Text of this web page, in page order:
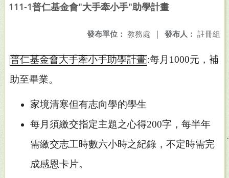
111-1普仁基金會"大手牽小手"助學計畫
發布人： 註冊組
發布單位： 教務處 |
普仁基金會大手牽小手助學計畫:每月1000元，補
助至畢業。
家境清寒但有志向學的學生
每月須繳交指定主題之心得200字，每半年
需繳交志工時數六小時之紀錄，不定時需完
成感恩卡片。